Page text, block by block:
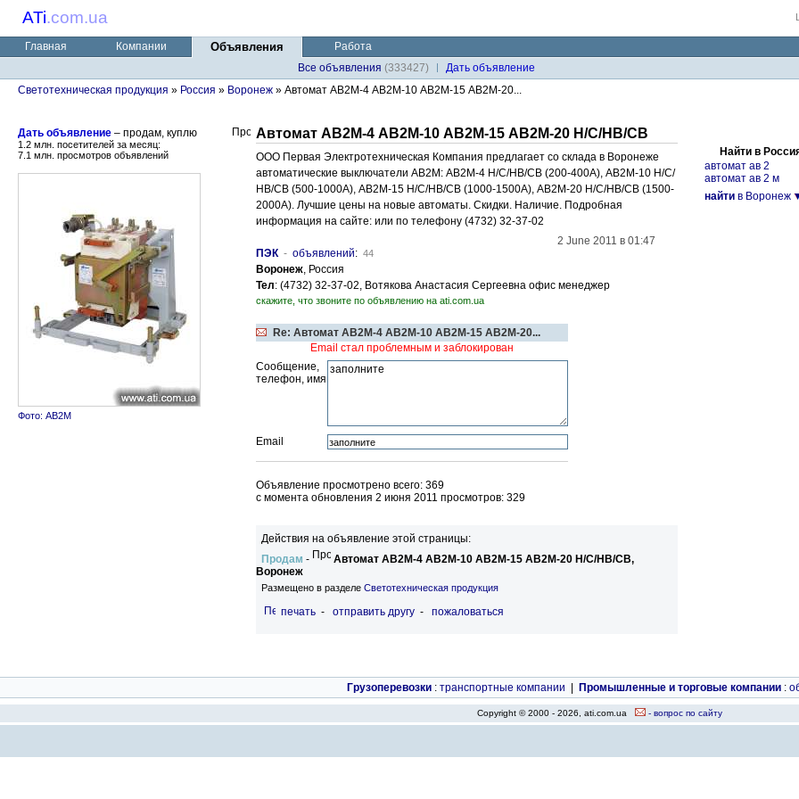
ATi.com.ua
Главная Компании Объявления
Работа
Все объявления (333427)
Дaть объявление
Светотехническая продукция » Россия » Воронеж » Автомат АВ2М-4 АВ2М-10 АВ2М-15 АВ2М-20...
Дать объявление – продам, куплю
1.2 млн. посетителей за месяц:
7.1 млн. просмотров объявлений
Фото: АВ2М
Автомат АВ2М-4 АВ2М-10 АВ2М-15 АВ2М-20 Н/С/НВ/СВ
ООО Первая Электротехническая Компания предлагает со склада в Воронеже
автоматические выключатели АВ2М: АВ2М-4 Н/С/НВ/СВ (200-400А), АВ2М-10 Н/С/
НВ/СВ (500-1000А), АВ2М-15 Н/С/НВ/СВ (1000-1500А), АВ2М-20 Н/С/НВ/СВ (1500-
2000А). Лучшие цены на новые автоматы. Скидки. Наличие. Подробная
информация на сайте: или по телефону (4732) 32-37-02
2 June 2011 в 01:47
ПЭК - объявлений: 44
Воронеж, Россия
Тел: (4732) 32-37-02, Вотякова Анастасия Сергеевна офис менеджер
скажите, что звоните по объявлению на ati.com.ua
Re: Автомат АВ2М-4 АВ2М-10 АВ2М-15 АВ2М-20...
Email стал проблемным и заблокирован
Сообщение,
телефон, имя
Email
Объявление просмотрено всего: 369
c момента обновления 2 июня 2011 просмотров: 329
Действия на объявление этой страницы:
Продам -
Автомат АВ2М-4 АВ2М-10 АВ2М-15 АВ2М-20 Н/С/НВ/СВ,
Воронеж
Размещено в разделе Светотехническая продукция
печать - отправить другу - пожаловаться
Найти в
автомат ав 2
автомат ав 2 м
найти в Воронеж
Грузоперевозки : транспортные компании Промышленные и торговые компании :
Copyright © 2000 - 2026, ati.com.ua - вопрос по сайту